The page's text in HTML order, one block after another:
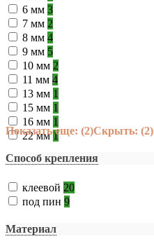
6 мм 3
7 мм 2
8 мм 4
9 мм 5
10 мм 2
11 мм 4
13 мм 1
15 мм 1
16 мм 1
22 мм1
Показать еще: (2)Скрыть: (2)
Способ крепления
клеевой 20
под пин 9
Материал